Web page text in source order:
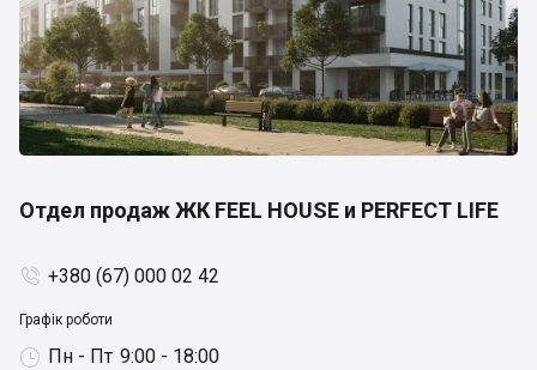
Отдел продаж ЖК FEEL HOUSE и PERFECT LIFE
 +380 (67) 000 02 42
Графік роботи
 Пн - Пт 9:00 - 18:00